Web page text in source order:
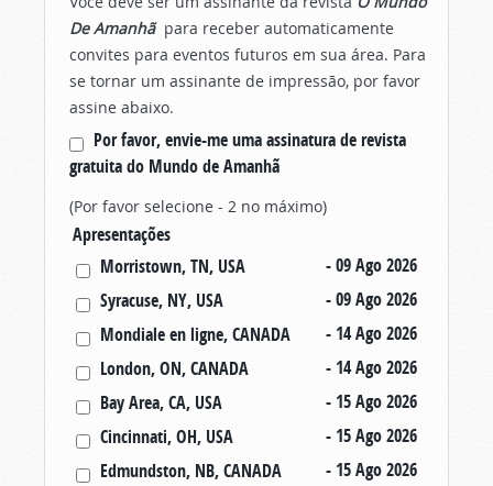
De Amanhãpara receber automaticamente
convites para eventos futuros em sua área. Para
se tornar um assinante de impressão, por favor
assine abaixo.
Por favor, envie-me uma assinatura de revista
gratuita do Mundo de Amanhã
(Por favor selecione - 2 no máximo)
Apresentações
Morristown, TN, USA
- 09 Ago 2026
Syracuse, NY, USA
- 09 Ago 2026
Mondiale en ligne, CANADA
- 14 Ago 2026
London, ON, CANADA
- 14 Ago 2026
Bay Area, CA, USA
- 15 Ago 2026
Cincinnati, OH, USA
- 15 Ago 2026
Edmundston, NB, CANADA
- 15 Ago 2026